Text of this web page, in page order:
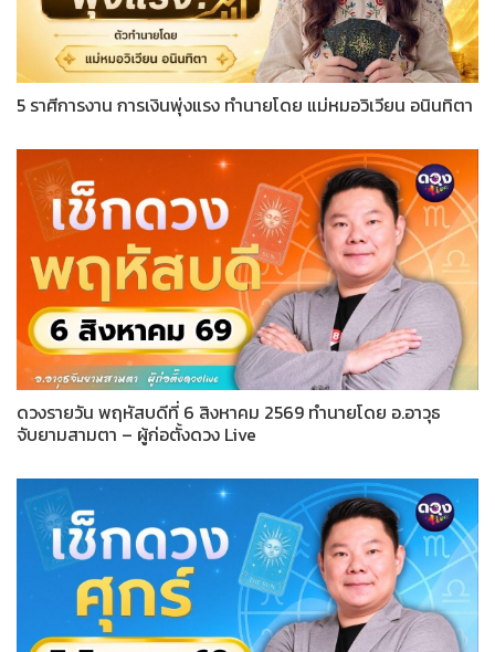
5 ราศีการงาน การเงินพุ่งแรง ทำนายโดย แม่หมอวิเวียน อนินทิตา
ดวงรายวัน พฤหัสบดีที่ 6 สิงหาคม 2569 ทำนายโดย อ.อาวุธ
จับยามสามตา – ผู้ก่อตั้งดวง Live